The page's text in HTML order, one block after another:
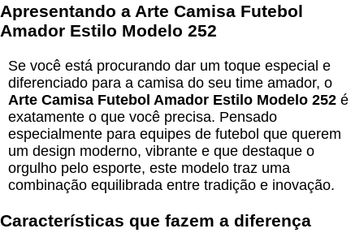
Apresentando a Arte Camisa Futebol
Amador Estilo Modelo 252
Se você está procurando dar um toque especial e
diferenciado para a camisa do seu time amador, o
Arte Camisa Futebol Amador Estilo Modelo 252 é
exatamente o que você precisa. Pensado
especialmente para equipes de futebol que querem
um design moderno, vibrante e que destaque o
orgulho pelo esporte, este modelo traz uma
combinação equilibrada entre tradição e inovação.
Características que fazem a diferença